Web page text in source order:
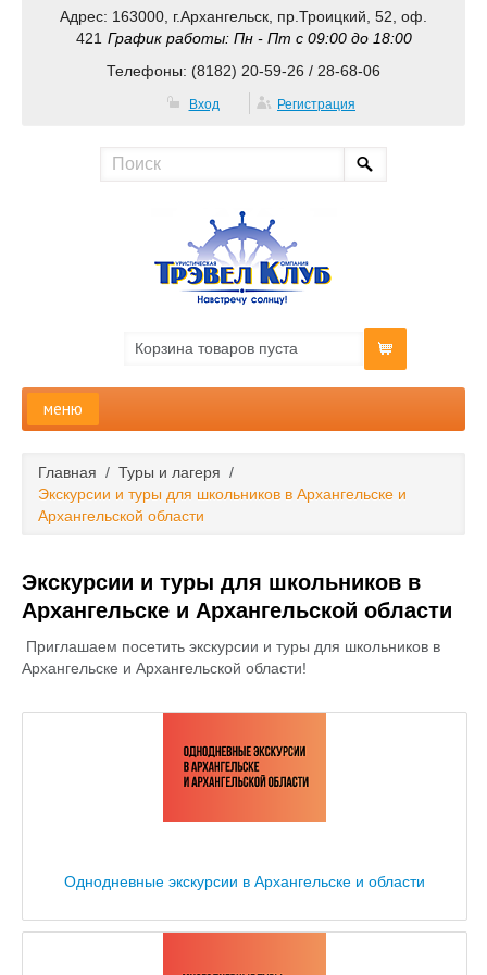
Адрес: 163000, г.Архангельск, пр.Троицкий, 52, оф.
421 График работы: Пн - Пт с 09:00 до 18:00
Телефоны: (8182) 20-59-26 / 28-68-06
Вход Регистрация
Корзина товаров пуста
меню
Туры и лагеря
Оплата
Контакты
Главная / Туры и лагеря /
Экскурсии и туры для школьников в Архангельске и
Архангельской области
Экскурсии и туры для школьников в
Архангельске и Архангельской области
Приглашаем посетить экскурсии и туры для школьников в
Архангельске и Архангельской области!
Однодневные экскурсии в Архангельске и области